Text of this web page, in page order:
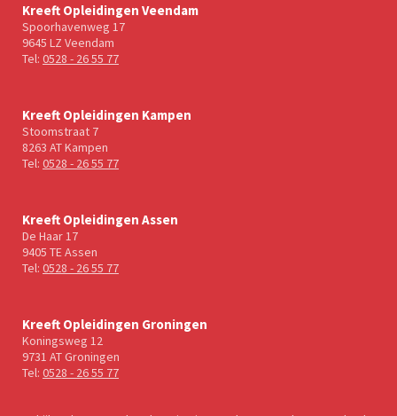
Kreeft Opleidingen Veendam
Spoorhavenweg 17
9645 LZ Veendam
Tel: 0528 - 26 55 77
Kreeft Opleidingen Kampen
Stoomstraat 7
8263 AT Kampen
Tel: 0528 - 26 55 77
Kreeft Opleidingen Assen
De Haar 17
9405 TE Assen
Tel: 0528 - 26 55 77
Kreeft Opleidingen Groningen
Koningsweg 12
9731 AT Groningen
Tel: 0528 - 26 55 77